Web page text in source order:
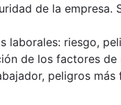
de la empresa.
laborales: riesgo,
de los factores
peligros